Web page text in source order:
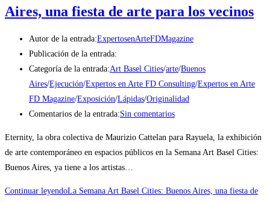
Aires, una fiesta de arte para los vecinos
Autor de la entrada:ExpertosenArteFDMagazine
Publicación de la entrada:
Categoría de la entrada:Art Basel Cities/arte/Buenos
Aires/Ejecución/Expertos en Arte FD Consulting/Expertos en Arte
FD Magazine/Exposición/Lápidas/Originalidad
Comentarios de la entrada:Sin comentarios
Eternity, la obra colectiva de Maurizio Cattelan para Rayuela, la exhibición
de arte contemporáneo en espacios públicos en la Semana Art Basel Cities:
Buenos Aires, ya tiene a los artistas…
Continuar leyendoLa Semana Art Basel Cities: Buenos Aires, una fiesta de